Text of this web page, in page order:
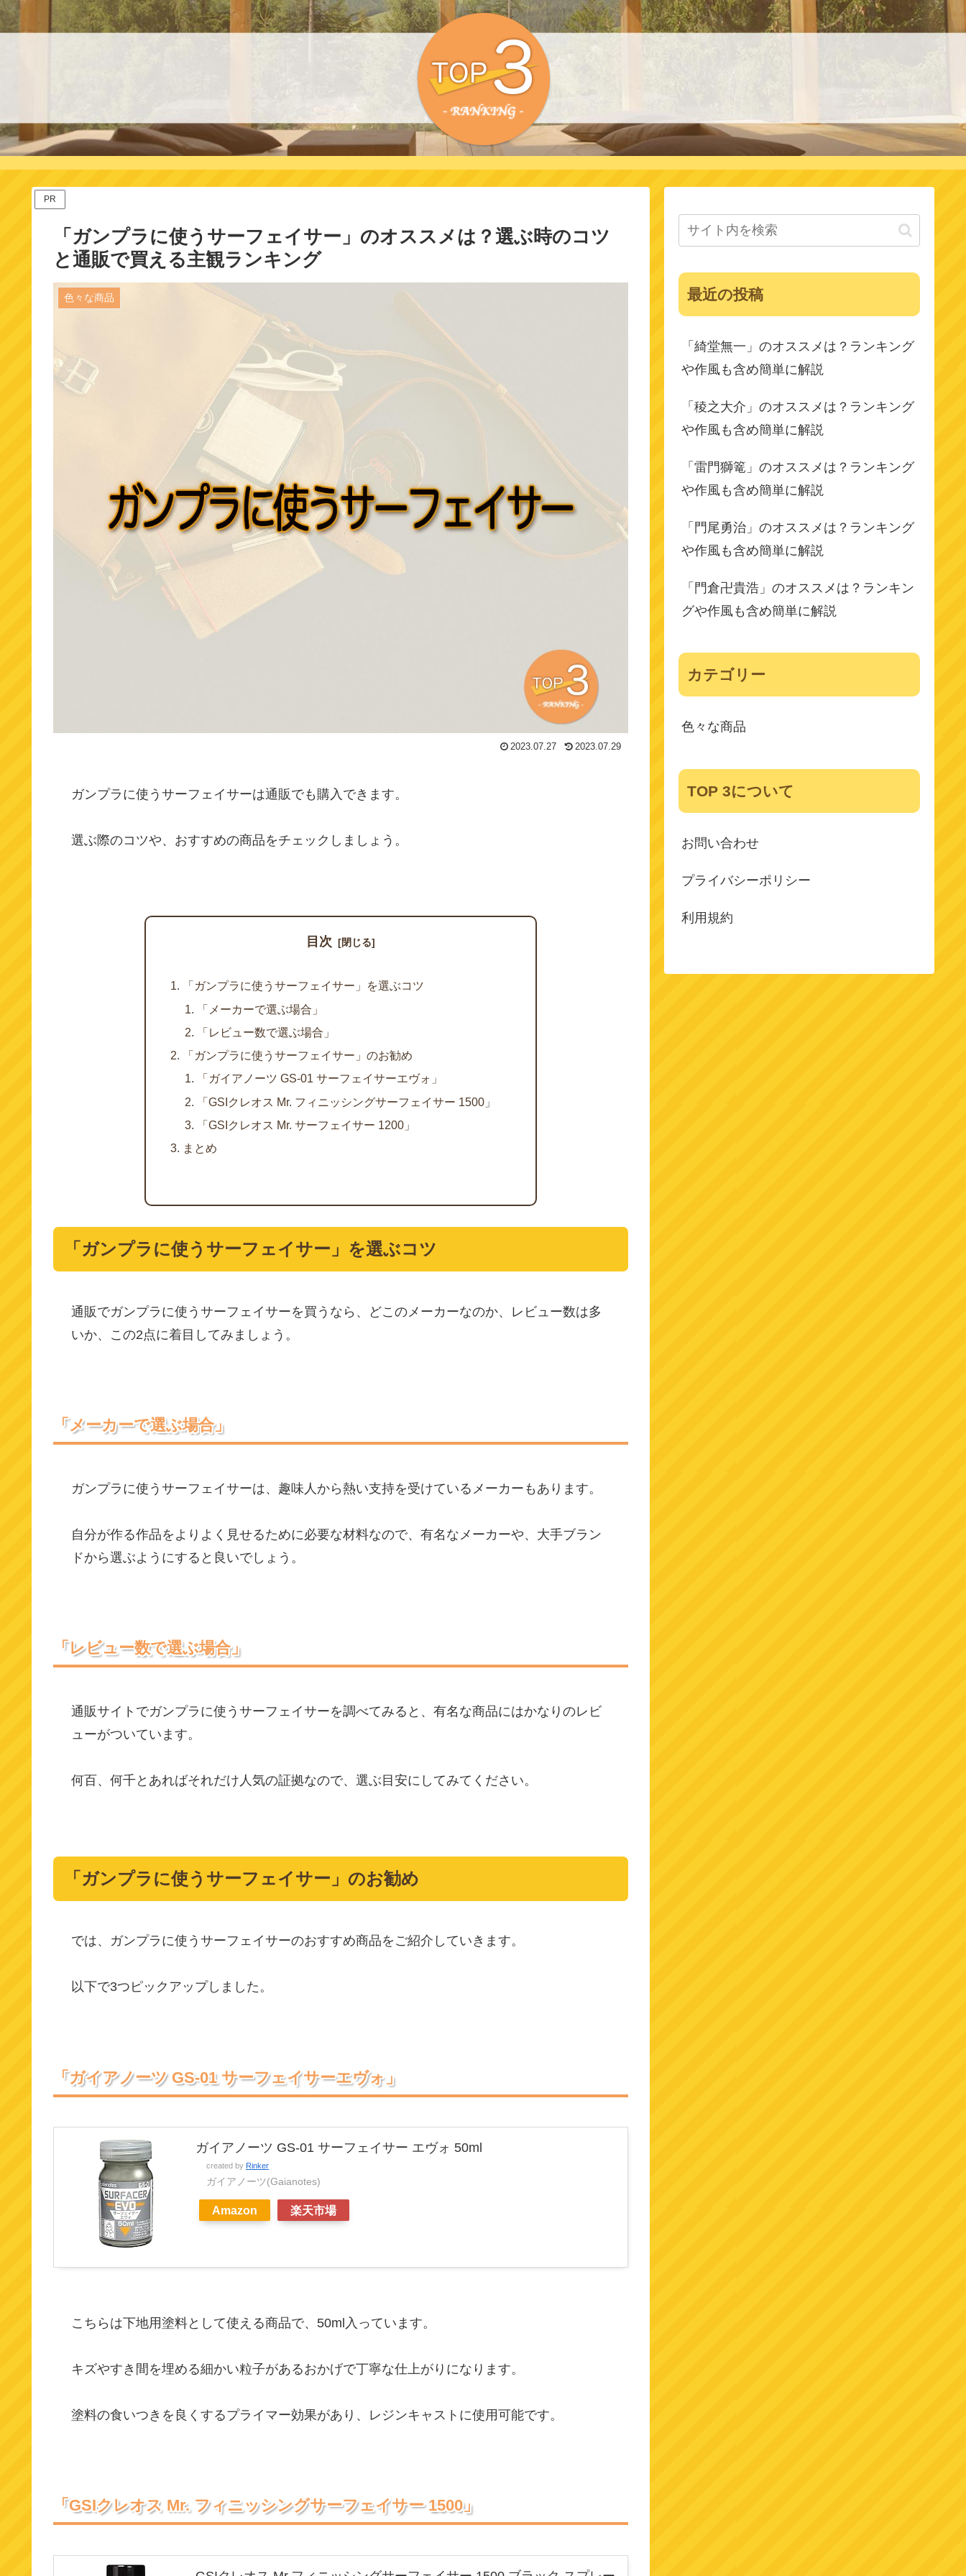
PR
「ガンプラに使うサーフェイサー」のオススメは？選ぶ時のコツ
と通販で買える主観ランキング
色々な商品
2023.07.27 2023.07.29
ガンプラに使うサーフェイサーは通販でも購入できます。
選ぶ際のコツや、おすすめの商品をチェックしましょう。
目次
「ガンプラに使うサーフェイサー」を選ぶコツ
「メーカーで選ぶ場合」
「レビュー数で選ぶ場合」
「ガンプラに使うサーフェイサー」のお勧め
「ガイアノーツ GS-01 サーフェイサーエヴォ」
「GSIクレオス Mr. フィニッシングサーフェイサー 1500」
「GSIクレオス Mr. サーフェイサー 1200」
まとめ
「ガンプラに使うサーフェイサー」を選ぶコツ
通販でガンプラに使うサーフェイサーを買うなら、どこのメーカーなのか、レビュー数は多
いか、この2点に着目してみましょう。
「メーカーで選ぶ場合」
ガンプラに使うサーフェイサーは、趣味人から熱い支持を受けているメーカーもあります。
自分が作る作品をよりよく見せるために必要な材料なので、有名なメーカーや、大手ブラン
ドから選ぶようにすると良いでしょう。
「レビュー数で選ぶ場合」
通販サイトでガンプラに使うサーフェイサーを調べてみると、有名な商品にはかなりのレビ
ューがついています。
何百、何千とあればそれだけ人気の証拠なので、選ぶ目安にしてみてください。
「ガンプラに使うサーフェイサー」のお勧め
では、ガンプラに使うサーフェイサーのおすすめ商品をご紹介していきます。
以下で3つピックアップしました。
「ガイアノーツ GS-01 サーフェイサーエヴォ」
ガイアノーツ GS-01 サーフェイサー エヴォ 50ml
created by Rinker
ガイアノーツ(Gaianotes)
Amazon 楽天市場
こちらは下地用塗料として使える商品で、50ml入っています。
キズやすき間を埋める細かい粒子があるおかげで丁寧な仕上がりになります。
塗料の食いつきを良くするプライマー効果があり、レジンキャストに使用可能です。
「GSIクレオス Mr. フィニッシングサーフェイサー 1500」
最近の投稿
「綺堂無一」のオススメは？ランキング
や作風も含め簡単に解説
「稜之大介」のオススメは？ランキング
や作風も含め簡単に解説
「雷門獅篭」のオススメは？ランキング
や作風も含め簡単に解説
「門尾勇治」のオススメは？ランキング
や作風も含め簡単に解説
「門倉卍貴浩」のオススメは？ランキン
グや作風も含め簡単に解説
カテゴリー
色々な商品
TOP 3について
お問い合わせ
プライバシーポリシー
利用規約